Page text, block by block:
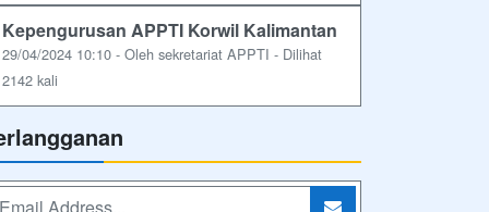
Kepengurusan APPTI Korwil Kalimantan
29/04/2024 10:10 - Oleh sekretariat APPTI - Dilihat
2142 kali